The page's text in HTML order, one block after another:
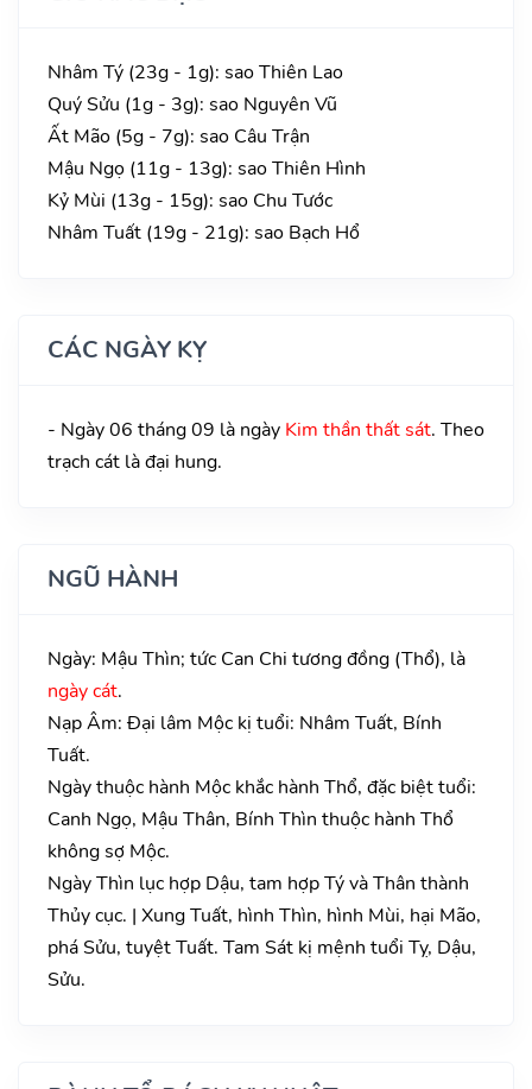
Nhâm Tý (23g - 1g): sao Thiên Lao
Quý Sửu (1g - 3g): sao Nguyên Vũ
Ất Mão (5g - 7g): sao Câu Trận
Mậu Ngọ (11g - 13g): sao Thiên Hình
Kỷ Mùi (13g - 15g): sao Chu Tước
Nhâm Tuất (19g - 21g): sao Bạch Hổ
CÁC NGÀY KỴ
- Ngày 06 tháng 09 là ngày Kim thần thất sát. Theo
trạch cát là đại hung.
NGŨ HÀNH
Ngày: Mậu Thìn; tức Can Chi tương đồng (Thổ), là
ngày cát.
Nạp Âm: Đại lâm Mộc kị tuổi: Nhâm Tuất, Bính
Tuất.
Ngày thuộc hành Mộc khắc hành Thổ, đặc biệt tuổi:
Canh Ngọ, Mậu Thân, Bính Thìn thuộc hành Thổ
không sợ Mộc.
Ngày Thìn lục hợp Dậu, tam hợp Tý và Thân thành
Thủy cục. | Xung Tuất, hình Thìn, hình Mùi, hại Mão,
phá Sửu, tuyệt Tuất. Tam Sát kị mệnh tuổi Tỵ, Dậu,
Sửu.